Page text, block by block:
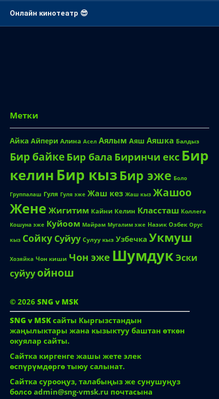
Онлайн кинотеатр 😎
Метки
Айка Айпери Алина Асел Аялым Аяш Аяшка Балдыз
Бир байкеБир бала Биринчи екс Бир
келин Бир кыз Бир эже Боло
Группалаш Гуля Гуля эже Жаш кез Жаш кыз Жашоо
Жене Жигитим Кайни Келин Классташ Коллега
Кошуна эже Куйоом Майрам Мугалим эже Назик Озбек Орус
кыз Сойку Суйуу Сулуу кыз Узбечка Укмуш
Хозяйка Чон киши Чон эже ШумдукЭски
суйуу ойнош
© 2026 SNG v MSK
SNG v MSK сайты Кыргызстандын
жаңылыктары жана кызыктуу баштан өткөн
окуялар сайты.
Сайтка киргенге жашы жете элек
өспүрүмдөргө тыюу салынат.
Сайтка сурооңуз, талабыңыз же сунушуңуз
болсо admin@sng-vmsk.ru почтасына